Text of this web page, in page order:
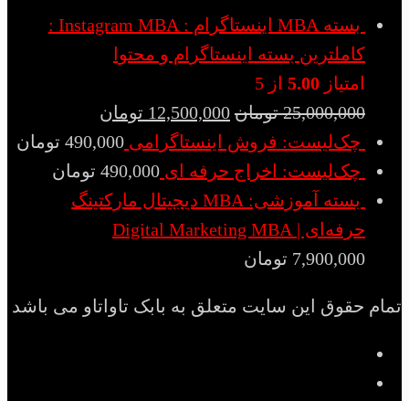
بسته MBA اینستاگرام : Instagram MBA :
کاملترین بسته اینستاگرام و محتوا
امتیاز 5.00 از 5
25,000,000 تومان 12,500,000 تومان
چک‌لیست: فروش اینستاگرامی 490,000 تومان
چک‌لیست: اخراج حرفه ای 490,000 تومان
بسته آموزشی: MBA دیجیتال مارکتینگ
حرفه‌ای | Digital Marketing MBA
7,900,000 تومان
تمام حقوق این سایت متعلق به بابک تاواتاو می باشد